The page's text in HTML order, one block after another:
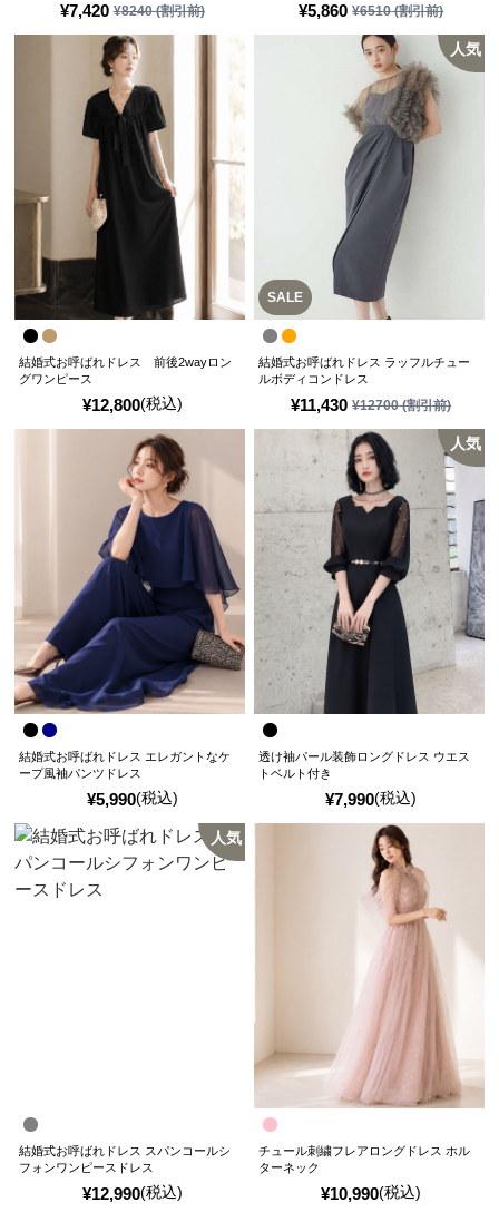
¥7,420 ¥8240(割引前) ¥5,860 ¥6510(割引前)
¥12,800(税込)
結婚式お呼ばれドレス 前後2wayロン
グワンピース
SALE
人気
¥11,430 ¥12700(割引前)
結婚式お呼ばれドレス ラッフルチュー
ルボディコンドレス
¥5,990(税込)
結婚式お呼ばれドレス エレガントなケ
ープ風袖パンツドレス
人気
¥7,990(税込)
透け袖パール装飾ロングドレス ウエス
トベルト付き
人気
¥12,990(税込)
結婚式お呼ばれドレス スパンコールシ
フォンワンピースドレス
¥10,990(税込)
チュール刺繍フレアロングドレス ホル
ターネック